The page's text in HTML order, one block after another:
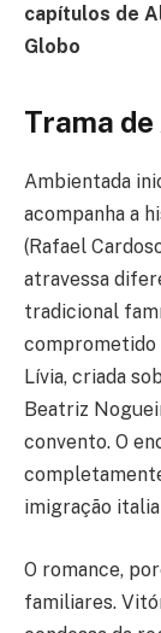
capítulos de
Globo
Trama de
Ambientada
acompanha a
(Rafael
atravessa
tradicional
comprometido
Lívia, criada
Beatriz
convento. O
imigração
O romance,
familiares.